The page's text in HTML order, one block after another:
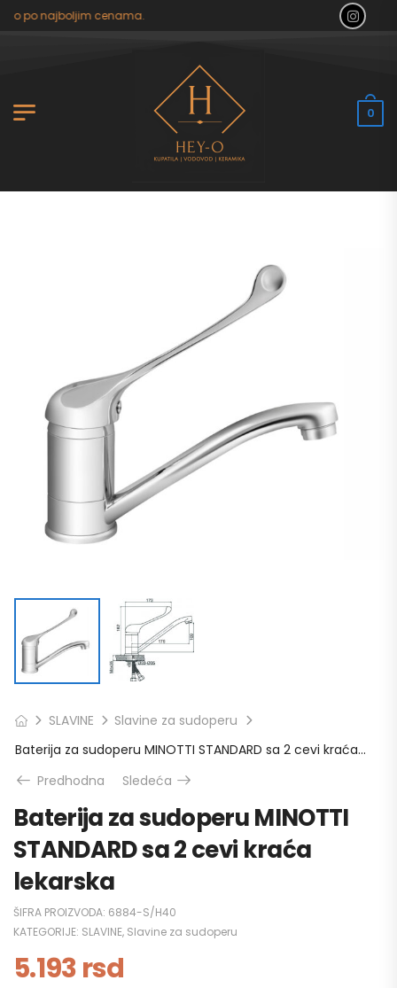
po najboljim cenama.
0
SLAVINE
Slavine za sudoperu
Baterija za sudoperu MINOTTI STANDARD sa 2 cevi kraća lekarska
Predhodna
Sledeća
Baterija za sudoperu MINOTTI
STANDARD sa 2 cevi kraća
lekarska
ŠIFRA PROIZVODA: 6884-S/H40
KATEGORIJE: SLAVINE, Slavine za sudoperu
5.193rsd